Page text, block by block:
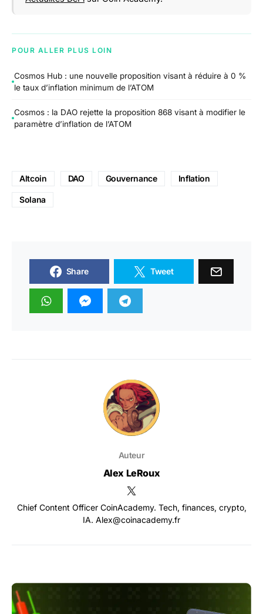
POUR ALLER PLUS LOIN
Cosmos Hub : une nouvelle proposition visant à réduire à 0 %
le taux d’inflation minimum de l’ATOM
Cosmos : la DAO rejette la proposition 868 visant à modifier le
paramètre d’inflation de l’ATOM
Altcoin DAO Gouvernance Inflation
Solana
Share Tweet
Auteur
Alex LeRoux
Chief Content Officer CoinAcademy. Tech, finances, crypto,
IA. Alex@coinacademy.fr